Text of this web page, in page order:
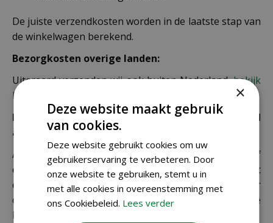
De juiste verzendkosten worden in de laatste stap van
de winkelwagen berekend.
Bezorgkosten overige landen:
Uiteraard verzenden wij ook buiten Nederland,bekijk
hier de verzendkosten.
Let op: extra kosten bij niet ophalen of verkeerd
adres
Als je je pakket niet ophaalt bij een PostNL-punt of
een verkeerd afleveradres invult, zijn wij genoodzaakt
extra kosten in rekening te brengen. Controleer
daarom altijd goed je adresgegevens voordat je je
bestelling plaatst.
×
Deze website maakt gebruik
van cookies.
Deze website gebruikt cookies om uw
gebruikerservaring te verbeteren. Door
onze website te gebruiken, stemt u in
met alle cookies in overeenstemming met
ons Cookiebeleid. Lees verder